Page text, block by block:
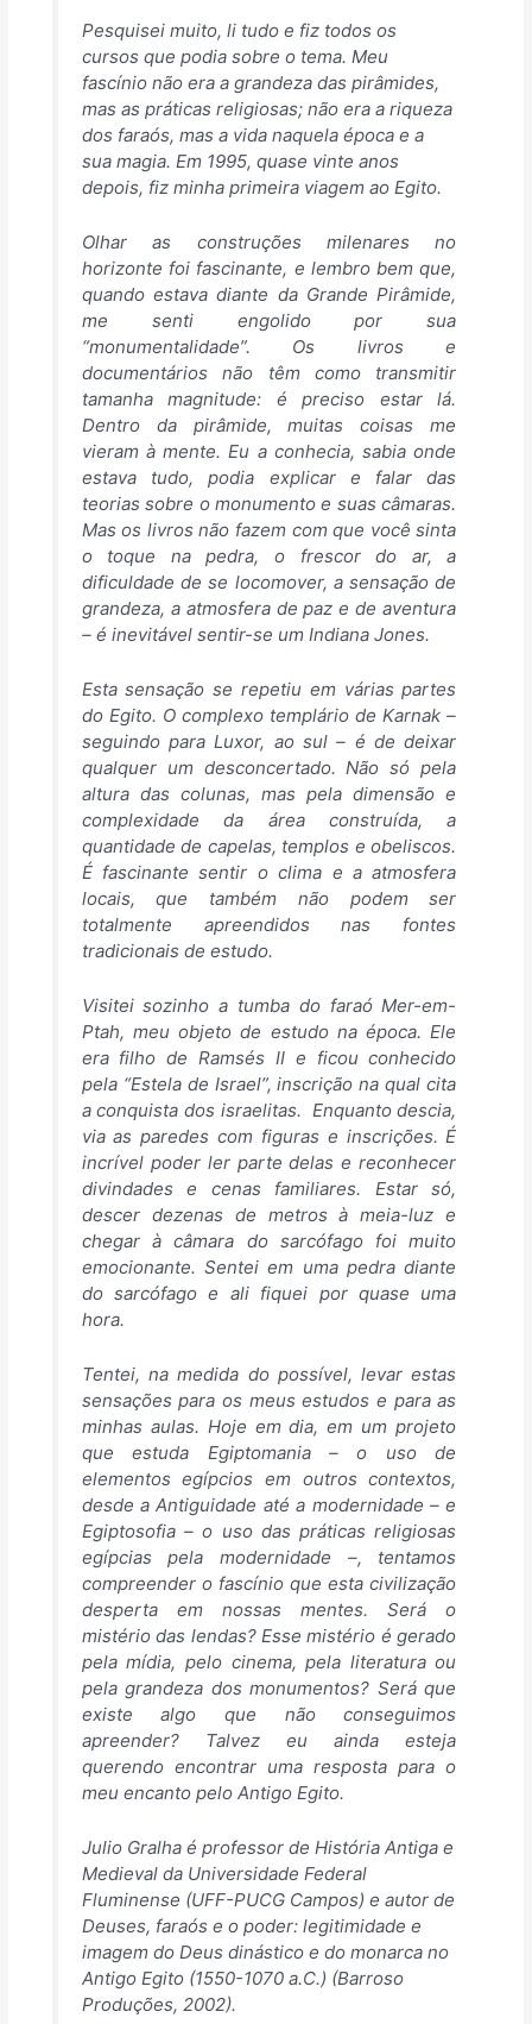
Pesquisei muito, li tudo e fiz todos os
cursos que podia sobre o tema. Meu
fascínio não era a grandeza das pirâmides,
mas as práticas religiosas; não era a riqueza
dos faraós, mas a vida naquela época e a
sua magia. Em 1995, quase vinte anos
depois, fiz minha primeira viagem ao Egito.
Olhar as construções milenares no
horizonte foi fascinante, e lembro bem que,
quando estava diante da Grande Pirâmide,
me senti engolido por sua
“monumentalidade”. Os livros e
documentários não têm como transmitir
tamanha magnitude: é preciso estar lá.
Dentro da pirâmide, muitas coisas me
vieram à mente. Eu a conhecia, sabia onde
estava tudo, podia explicar e falar das
teorias sobre o monumento e suas câmaras.
Mas os livros não fazem com que você sinta
o toque na pedra, o frescor do ar, a
dificuldade de se locomover, a sensação de
grandeza, a atmosfera de paz e de aventura
– é inevitável sentir-se um Indiana Jones.
Esta sensação se repetiu em várias partes
do Egito. O complexo templário de Karnak –
seguindo para Luxor, ao sul – é de deixar
qualquer um desconcertado. Não só pela
altura das colunas, mas pela dimensão e
complexidade da área construída, a
quantidade de capelas, templos e obeliscos.
É fascinante sentir o clima e a atmosfera
locais, que também não podem ser
totalmente apreendidos nas fontes
tradicionais de estudo.
Visitei sozinho a tumba do faraó Mer-em-
Ptah, meu objeto de estudo na época. Ele
era filho de Ramsés II e ficou conhecido
pela “Estela de Israel”, inscrição na qual cita
a conquista dos israelitas. Enquanto descia,
via as paredes com figuras e inscrições. É
incrível poder ler parte delas e reconhecer
divindades e cenas familiares. Estar só,
descer dezenas de metros à meia-luz e
chegar à câmara do sarcófago foi muito
emocionante. Sentei em uma pedra diante
do sarcófago e ali fiquei por quase uma
hora.
Tentei, na medida do possível, levar estas
sensações para os meus estudos e para as
minhas aulas. Hoje em dia, em um projeto
que estuda Egiptomania – o uso de
elementos egípcios em outros contextos,
desde a Antiguidade até a modernidade – e
Egiptosofia – o uso das práticas religiosas
egípcias pela modernidade –, tentamos
compreender o fascínio que esta civilização
desperta em nossas mentes. Será o
mistério das lendas? Esse mistério é gerado
pela mídia, pelo cinema, pela literatura ou
pela grandeza dos monumentos? Será que
existe algo que não conseguimos
apreender? Talvez eu ainda esteja
querendo encontrar uma resposta para o
meu encanto pelo Antigo Egito.
Julio Gralha é professor de História Antiga e
Medieval da Universidade Federal
Fluminense (UFF-PUCG Campos) e autor de
Deuses, faraós e o poder: legitimidade e
imagem do Deus dinástico e do monarca no
Antigo Egito (1550-1070 a.C.) (Barroso
Produções, 2002).